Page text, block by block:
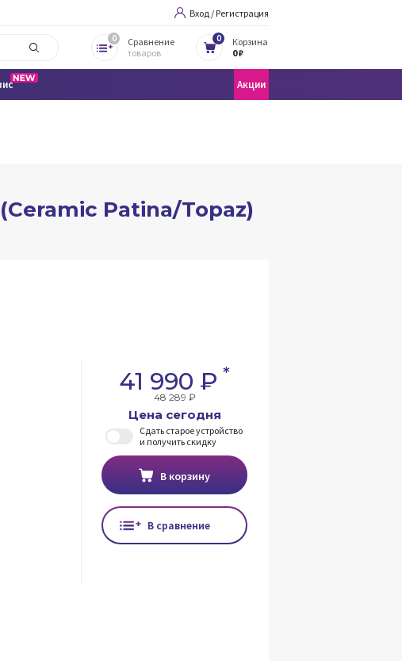
Вход / Регистрация
0
Сравнение
товаров
0
Корзина
0 ₽
Акции
Patina/Topaz)
41 990 ₽ *
48 289 ₽
Цена сегодня
Сдать старое устройство
и получить скидку
В корзину
В сравнение